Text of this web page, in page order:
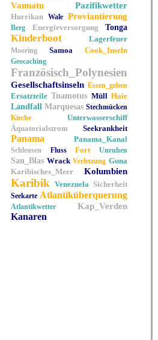
Vanuatu Pazifikwetter
Hurrikan Wale Proviantierung
Berg Energieversorgung Tonga
Kinderboot Lagerfeuer
Mooring Samoa Cook_Inseln
Geocaching
Französisch_Polynesien
Gesellschaftsinseln Essen_gehen
Ersatzteile Tuamotus Müll Haie
Landfall Marquesas Stechmücken
Kirche
Unterwasserschiff
Äquatorialstrom
Seekrankheit
Panama Panama_Kanal
Schleusen Fluss Fort Unruhen
San_Blas Wrack Verletzung Guna
Karibisches_Meer
Kolumbien
Karibik Venezuela Sicherheit
Seekarte Atlantiküberquerung
Atlantikwetter Kap_Verden
Kanaren